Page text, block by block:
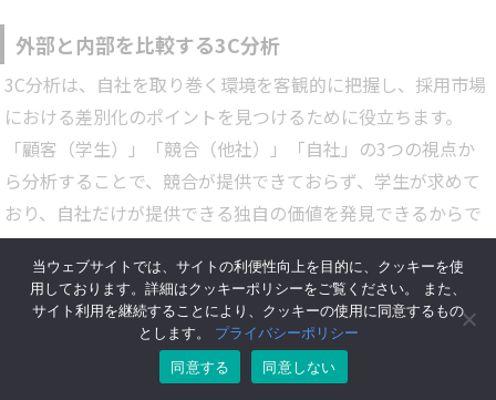
導入するメリット…
外部と内部を比較する3C分析
3C分析は、自社を取り巻く環境を客観的に把握し、採用市場
における差別化のポイントを見つけるために役立ちます。
「顧客（学生）」「競合（他社）」「自社」の3つの視点か
ら分析することで、競合が提供できておらず、学生が求めて
おり、自社だけが提供できる独自の価値を発見できるからで
す。
例えば、学生（顧客）が「充実した研修制度」を求めている
とします。しかし、同じ業界の競合他社は「OJT中心で現場
にすぐ出る」方針をとっていることが分かりました。そこで
当ウェブサイトでは、サイトの利便性向上を目的に、クッキーを使
用しております。詳細はクッキーポリシーをご覧ください。 また、
サイト利用を継続することにより、クッキーの使用に同意するもの
とします。 プライバシーポリシー
同意する
同意しない